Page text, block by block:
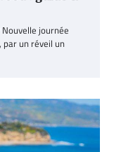
journée
par un réveil un